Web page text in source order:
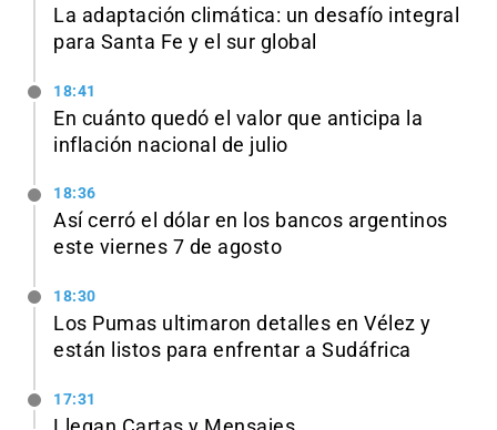
La adaptación climática: un desafío integral
para Santa Fe y el sur global
18:41
En cuánto quedó el valor que anticipa la
inflación nacional de julio
18:36
Así cerró el dólar en los bancos argentinos
este viernes 7 de agosto
18:30
Los Pumas ultimaron detalles en Vélez y
están listos para enfrentar a Sudáfrica
17:31